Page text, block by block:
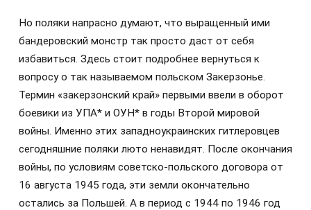
Но поляки напрасно думают, что выращенный ими
бандеровский монстр так просто даст от себя
избавиться. Здесь стоит подробнее вернуться к
вопросу о так называемом польском Закерзонье.
Термин «закерзонский край» первыми ввели в оборот
боевики из УПА* и ОУН* в годы Второй мировой
войны. Именно этих западноукраинских гитлеровцев
сегодняшние поляки люто ненавидят. После окончания
войны, по условиям советско-польского договора от
16 августа 1945 года, эти земли окончательно
остались за Польшей. А в период с 1944 по 1946 год